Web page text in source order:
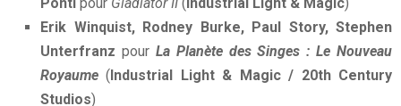
Erik Winquist, Rodney Burke, Paul Story, Stephen
Unterfranz pour La Planète des Singes : Le Nouveau
Royaume (Industrial Light & Magic / 20th Century
Studios)